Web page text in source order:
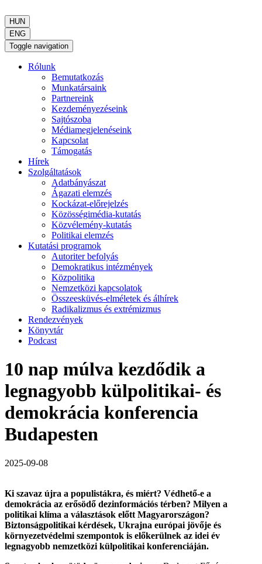
HUN
ENG
Toggle navigation
Rólunk
Bemutatkozás
Munkatársaink
Partnereink
Kezdeményezéseink
Sajtószoba
Médiamegjelenéseink
Kapcsolat
Támogatás
Hírek
Szolgáltatások
Adatbányászat
Ágazati elemzés
Kockázat-előrejelzés
Közösségimédia-kutatás
Közvélemény-kutatás
Politikai elemzés
Kutatási programok
Autoriter befolyás
Demokratikus intézmények
Közpolitika
Nemzetközi kapcsolatok
Összeesküvés-elméletek és álhírek
Radikalizmus és extrémizmus
Rendezvények
Könyvtár
Podcast
10 nap múlva kezdődik a
legnagyobb külpolitikai- és
demokrácia konferencia
Budapesten
2025-09-08
Ki szavaz újra a populistákra, és miért? Védhető-e a
demokrácia az erősödő dezinformációs térben? Milyen a
politikai klíma a választások előtt Magyarországon?
Biztonságpolitikai kérdések, Ukrajna európai jövője és
környezetvédelmi szempontok is előkerülnek az idei év
legnagyobb nemzetközi külpolitikai konferenciáján.